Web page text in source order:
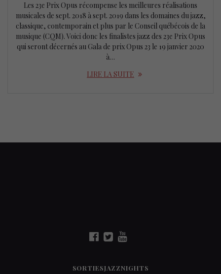
Les 23e Prix Opus récompense les meilleures réalisations
musicales de sept. 2018 à sept. 2019 dans les domaines du jazz,
classique, contemporain et plus par le Conseil québécois de la
musique (CQM). Voici donc les finalistes jazz des 23e Prix Opus
qui seront décernés au Gala de prix Opus 23 le 19 janvier 2020
à…
LIRE LA SUITE
SORTIESJAZZNIGHTS